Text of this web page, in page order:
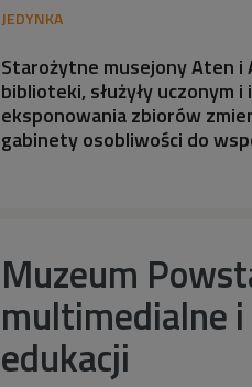
Starożytne musejony Aten i
biblioteki, służyły uczonym
eksponowania zbiorów
gabinety osobliwości do
Muzeum
multimedialne
edukacji